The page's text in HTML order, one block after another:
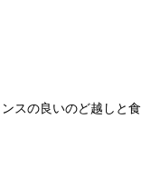
の良いのど越しと食